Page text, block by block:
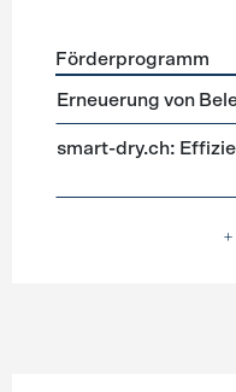
Förderprogramme
Förderprogramm
Erneuerung von
smart-dry.ch: